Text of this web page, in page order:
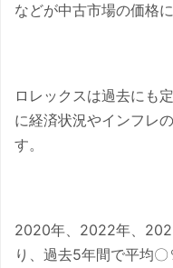
などが中古市場の価格
ロレックスは過去にも
に経済状況やインフレ
す。
2020年、2022年、
り、過去5年間で平均